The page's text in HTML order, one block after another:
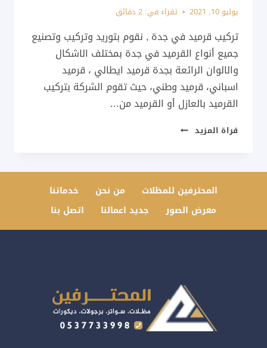
يوليو 10, 2021 تقراء في: دقائق
تركيب قرميد في جدة , نقوم بتوريد وتركيب وتصنيع
جميع أنواع القرميد في جدة بمختلف الاشكال
والالوان الرائعة بجدة قرميد ايطالي ، قرميد
اسباني، قرميد وطني، حيث تقوم الشركة بتركيب
القرميد بالعازل أو القرميد من…
قراة المزيد تركيب
جدة
معلم
قرميد
المحترفين للمظلات من نحن
خدماتنا
معرض الصور
جديد اعمالنا اتصل بنا